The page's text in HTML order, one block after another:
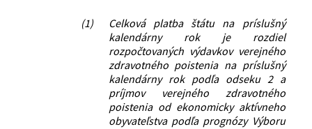
(1)
Celková platba štátu na príslušný
kalendárny rok je rozdiel
rozpočtovaných výdavkov verejného
zdravotného poistenia na príslušný
kalendárny rok podľa odseku 2 a
príjmov verejného zdravotného
poistenia od ekonomicky aktívneho
obyvateľstva podľa prognózy Výboru